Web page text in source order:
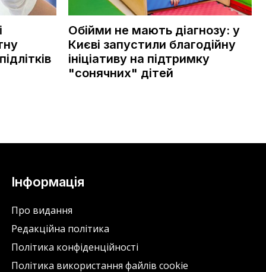
Обійми не мають діагнозу: у
Києві запустили благодійну
ініціативу на підтримку
"сонячних" дітей
Інформація
Про видання
Редакційна політика
Політика конфіденційності
Політика використання файлів cookie